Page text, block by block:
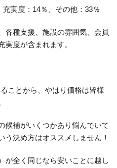
実度：14％、その他：33％
各種支援、施設の雰囲気、会員
実度が含まれます。
ことから、やはり価格は皆様
候補がいくつかあり悩んでいて
う決め方はオススメしません！
が全く同じなら安いことに越し